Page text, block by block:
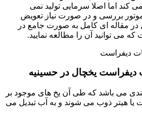
کند اما اصلا سرمایی تولید نمی
بررسی و در صورت نیاز تعویض
در مقاله ای کامل به صورت جامع در
می توانید آن را مطالعه نمایید.
دیفراست
یخچال در حسینیه
می باشد که طی آن یخ های موجود بر
یا هیتر ذوب می شوند و به آب تبدیل می